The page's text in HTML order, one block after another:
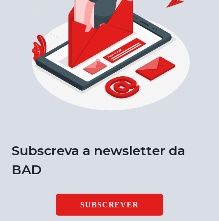
Subscreva a newsletter da
BAD
SUBSCREVER